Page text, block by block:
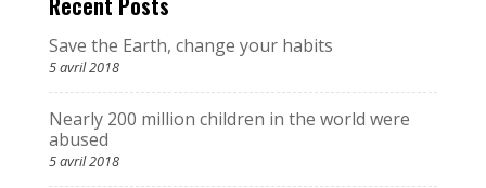
Save the Earth, change your habits
5 avril 2018
Nearly 200 million children in the world were
abused
5 avril 2018